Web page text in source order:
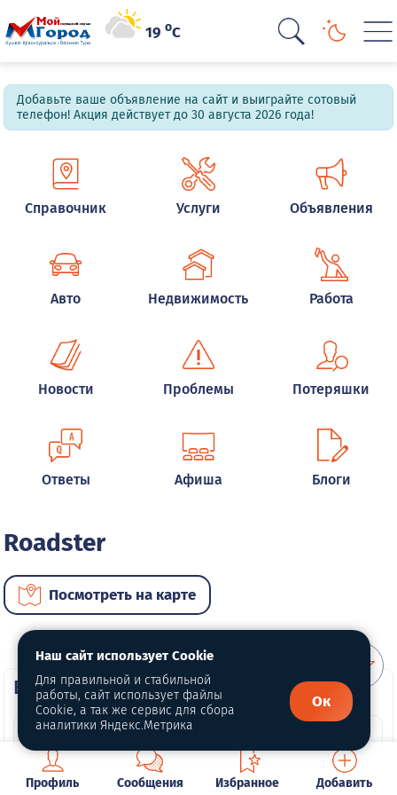
19oC
Добавьте ваше объявление на сайт и выиграйте сотовый
телефон! Акция действует до 30 августа 2026 года!
Справочник Услуги Объявления
Авто Недвижимость Работа
Новости Проблемы Потеряшки
Ответы Афиша Блоги
Roadster
Посмотреть на карте
ВИП автомобили
Профиль Сообщения Избранное Добавить
Наш сайт использует Cookie
Для правильной и стабильной
работы, сайт использует файлы
Cookie, а так же сервис для сбора
аналитики Яндекс.Метрика
Ок